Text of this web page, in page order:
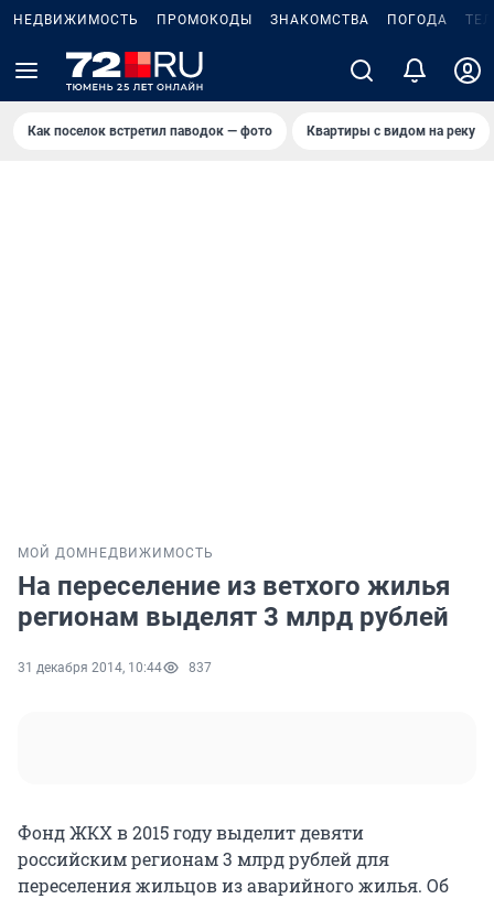
НЕДВИЖИМОСТЬ ПРОМОКОДЫ ЗНАКОМСТВА ПОГОДА
Как поселок встретил паводок — фото Квартиры с видом на реку
МОЙ ДОМ НЕДВИЖИМОСТЬ
На переселение из ветхого жилья
регионам выделят 3 млрд рублей
31 декабря 2014, 10:44 837
Фонд ЖКХ в 2015 году выделит девяти
российским регионам 3 млрд рублей для
переселения жильцов из аварийного жилья. Об